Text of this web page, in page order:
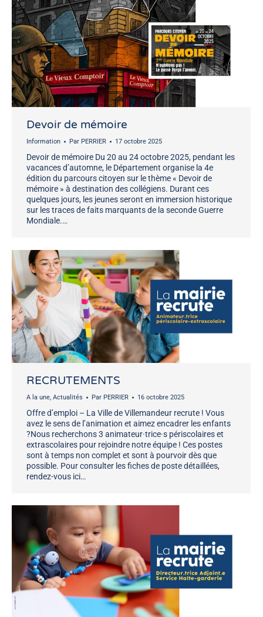
Devoir de mémoire
Information Par PERRIER 17 octobre 2025
Devoir de mémoire Du 20 au 24 octobre 2025, pendant les
vacances d’automne, le Département organise la 4e
édition du parcours citoyen sur le thème « Devoir de
mémoire » à destination des collégiens. Durant ces
quelques jours, les jeunes seront en immersion historique
sur les traces de faits marquants de la seconde Guerre
Mondiale.…
RECRUTEMENTS
A la une, Actualités Par PERRIER 16 octobre 2025
Offre d’emploi – La Ville de Villemandeur recrute ! Vous
avez le sens de l’animation et aimez encadrer les enfants
?Nous recherchons 3 animateur·trice·s périscolaires et
extrascolaires pour rejoindre notre équipe ! Ces postes
sont à temps non complet et sont à pourvoir dès que
possible. Pour consulter les fiches de poste détaillées,
rendez-vous ici…